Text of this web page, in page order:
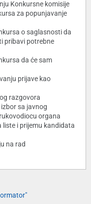
Konkursne komisije
za popunjavanje
o saglasnosti da
pribavi potrebne
da će sam
prijave kao
razgovora
sa javnog
organa
liste i prijemu kandidata
na rad